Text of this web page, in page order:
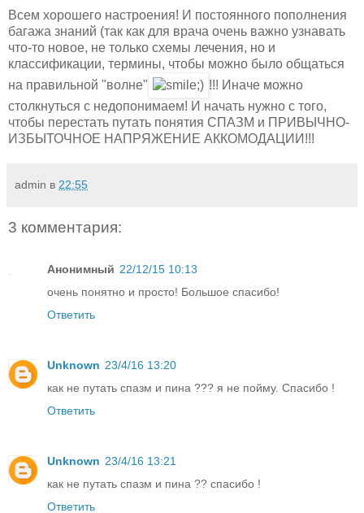
Всем хорошего настроения! И постоянного пополнения
багажа знаний (так как для врача очень важно узнавать
что-то новое, не только схемы лечения, но и
классификации, термины, чтобы можно было общаться
на правильной "волне"
!!! Иначе можно
столкнуться с недопонимаем! И начать нужно с того,
чтобы перестать путать понятия СПАЗМ и ПРИВЫЧНО-
ИЗБЫТОЧНОЕ НАПРЯЖЕНИЕ АККОМОДАЦИИ!!!
admin в 22:55
3 комментария:
Анонимный 22/12/15 10:13
очень понятно и просто! Большое спасибо!
Ответить
Unknown 23/4/16 13:20
как не путать спазм и пина ??? я не пойму. Спасибо !
Ответить
Unknown 23/4/16 13:21
как не путать спазм и пина ?? спасибо !
Ответить